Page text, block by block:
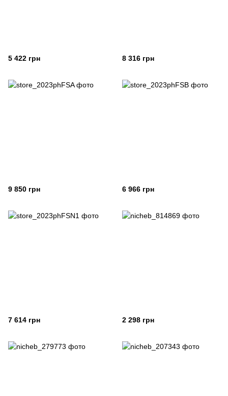
5 422 грн 8 316 грн
9 850 грн 6 966 грн
7 614 грн 2 298 грн